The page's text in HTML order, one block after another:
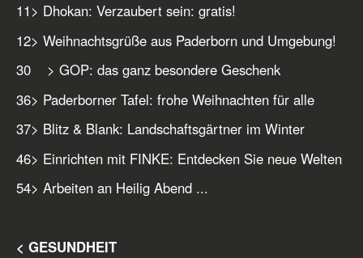
11 > Dhokan: Verzaubert sein: gratis!
12> Weihnachtsgrüße aus Paderborn und Umgebung!
30 > GOP: das ganz besondere Geschenk
36> Paderborner Tafel: frohe Weihnachten für alle
37> Blitz & Blank: Landschaftsgärtner im Winter
46> Einrichten mit FINKE: Entdecken Sie neue Welten
54> Arbeiten an Heilig Abend ...
< GESUNDHEIT